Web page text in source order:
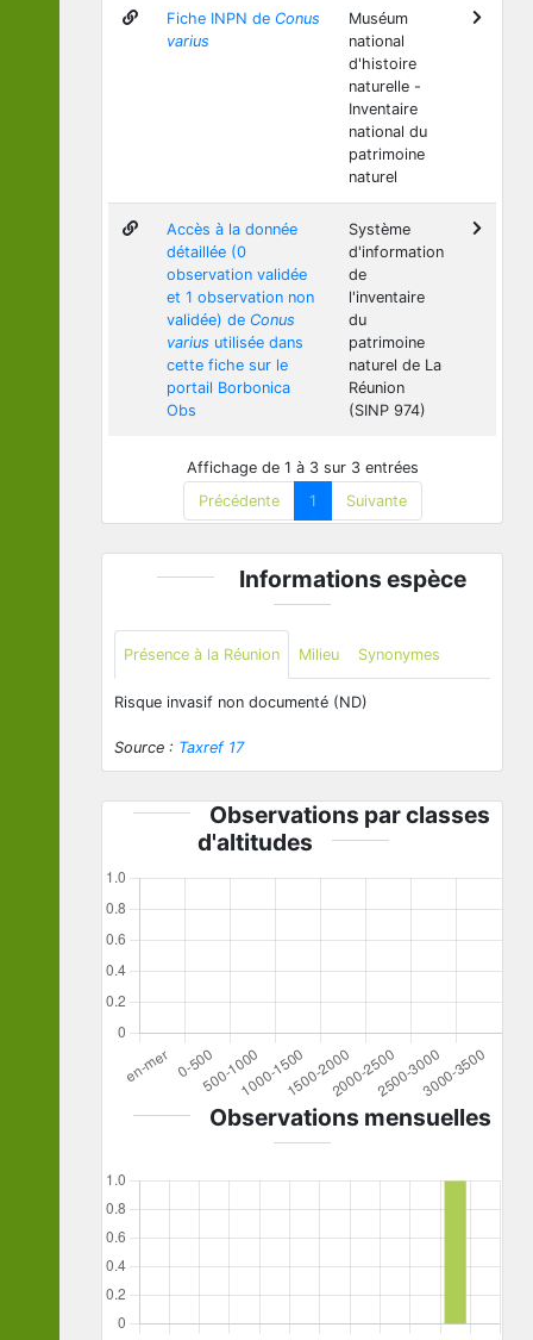
Fiche INPN de Conus
varius
Muséum
national
d'histoire
naturelle -
Inventaire
national du
patrimoine
naturel
Accès à la donnée
détaillée (0
observation validée
et 1 observation non
validée) de Conus
varius utilisée dans
cette fiche sur le
portail Borbonica
Obs
Système
d'information
de
l'inventaire
du
patrimoine
naturel de La
Réunion
(SINP 974)
Affichage de 1 à 3 sur 3 entrées
Précédente
1 Suivante
Informations espèce
Présence à la Réunion Milieu Synonymes
Risque invasif non documenté (ND)
Source : Taxref 17
Observations par classes
d'altitudes
Observations mensuelles